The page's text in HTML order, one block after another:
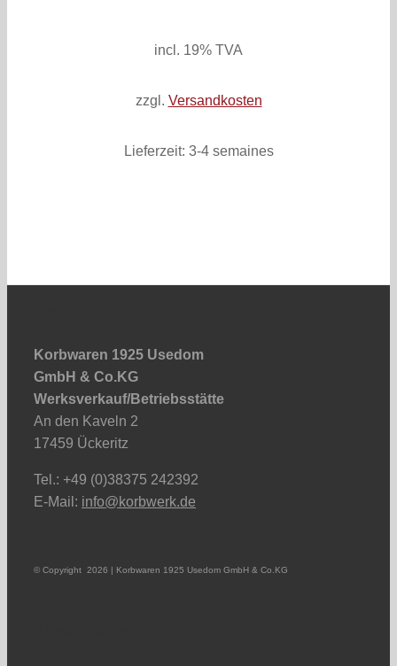
incl. 19% TVA
zzgl. Versandkosten
Lieferzeit: 3-4 semaines
Korbwaren 1925 Usedom
GmbH & Co.KG
Werksverkauf/Betriebsstätte
An den Kaveln 2
17459 Ückeritz
Tel.: +49 (0)38375 242392
E-Mail: info@korbwerk.de
© Copyright 2026 | Korbwaren 1925 Usedom GmbH & Co.KG